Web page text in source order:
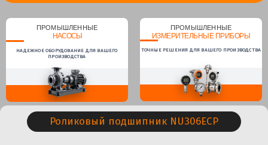
ПРОМЫШЛЕННЫЕ
НАСОСЫ
НАДЕЖНОЕ ОБОРУДОВАНИЕ ДЛЯ ВАШЕГО
ПРОИЗВОДСТВА
ПРОМЫШЛЕННЫЕ
ИЗМЕРИТЕЛЬНЫЕ ПРИБОРЫ
ТОЧНЫЕ РЕШЕНИЯ ДЛЯ ВАШЕГО ПРОИЗВОДСТВА
Роликовый подшипник NU306ECP